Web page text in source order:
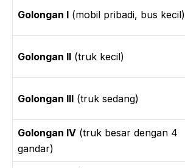
Golongan I (mobil pribadi, bus kecil)
Golongan II (truk kecil)
Golongan III (truk sedang)
Golongan IV (truk besar dengan 4
gandar)